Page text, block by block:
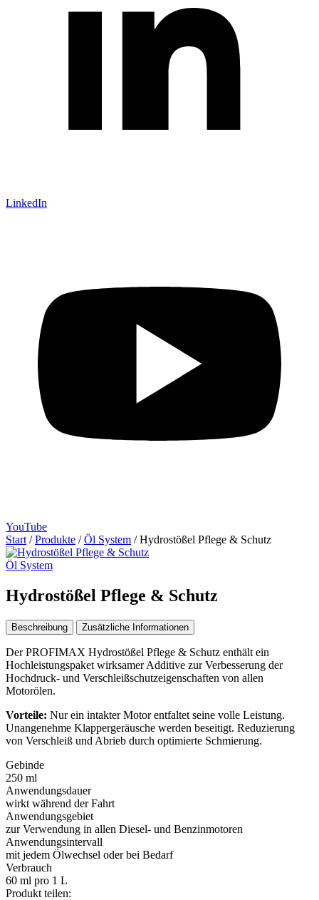
LinkedIn
YouTube
Start / Produkte / Öl System / Hydrostößel Pflege & Schutz
Öl System
Hydrostößel Pflege & Schutz
Beschreibung Zusätzliche Informationen
Der PROFIMAX Hydrostößel Pflege & Schutz enthält ein
Hochleistungspaket wirksamer Additive zur Verbesserung der
Hochdruck- und Verschleißschutzeigenschaften von allen
Motorölen.
Vorteile: Nur ein intakter Motor entfaltet seine volle Leistung.
Unangenehme Klappergeräusche werden beseitigt. Reduzierung
von Verschleiß und Abrieb durch optimierte Schmierung.
Gebinde
250 ml
Anwendungsdauer
wirkt während der Fahrt
Anwendungsgebiet
zur Verwendung in allen Diesel- und Benzinmotoren
Anwendungsintervall
mit jedem Ölwechsel oder bei Bedarf
Verbrauch
60 ml pro 1 L
Produkt teilen: